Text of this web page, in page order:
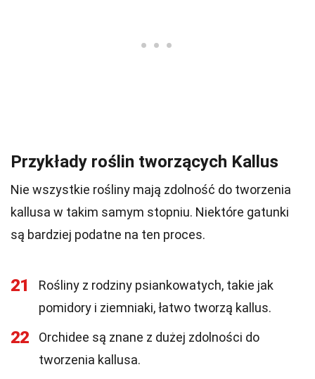
Przykłady roślin tworzących Kallus
Nie wszystkie rośliny mają zdolność do tworzenia
kallusa w takim samym stopniu. Niektóre gatunki
są bardziej podatne na ten proces.
21
Rośliny z rodziny psiankowatych, takie jak
pomidory i ziemniaki, łatwo tworzą kallus.
22
Orchidee są znane z dużej zdolności do
tworzenia kallusa.